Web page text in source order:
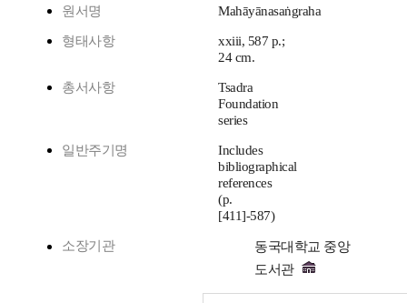
원서명 Mahāyānasaṅgraha
형태사항
xxiii, 587 p.;
24 cm.
총서사항
Tsadra
Foundation
series
일반주기명
Includes
bibliographical
references
(p.
[411]-587)
소장기관
동국대학교 중앙
도서관